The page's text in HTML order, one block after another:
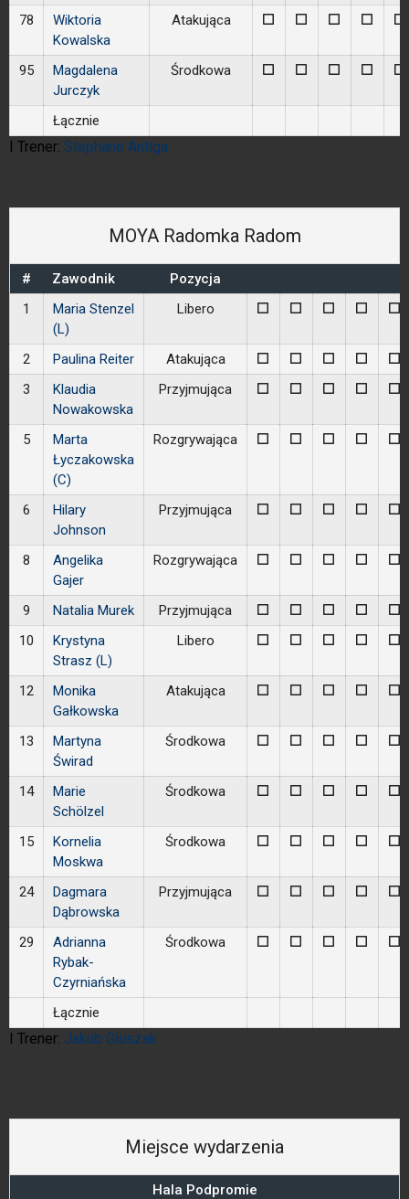
78
Wiktoria
Kowalska
Atakująca 0 0 0 0 0
95
Magdalena
Jurczyk
Środkowa 0 0 0 0 0
Łącznie
I Trener: Stephane Antiga
MOYA Radomka Radom
# Zawodnik
Pozycja
1
Maria Stenzel
(L)
Libero 0 0 0 0 0
2 Paulina Reiter Atakująca 0 0 0 0 0
3
Klaudia
Nowakowska
Przyjmująca 0 0 0 0 0
5
Marta
Łyczakowska
(C)
Rozgrywająca 0 0 0 0 0
6
Hilary
Johnson
Przyjmująca 0 0 0 0 0
8
Angelika
Gajer
Rozgrywająca 0 0 0 0 0
9 Natalia Murek Przyjmująca 0 0 0 0 0
10
Krystyna
Strasz (L)
Libero 0 0 0 0 0
12
Monika
Gałkowska
Atakująca 0 0 0 0 0
13
Martyna
Świrad
Środkowa 0 0 0 0 0
14
Marie
Schölzel
Środkowa 0 0 0 0 0
15
Kornelia
Moskwa
Środkowa 0 0 0 0 0
24
Dagmara
Dąbrowska
Przyjmująca 0 0 0 0 0
29
Adrianna
Rybak-
Czyrniańska
Środkowa 0 0 0 0 0
Łącznie
I Trener: Jakub Głuszak
Miejsce wydarzenia
Hala Podpromie